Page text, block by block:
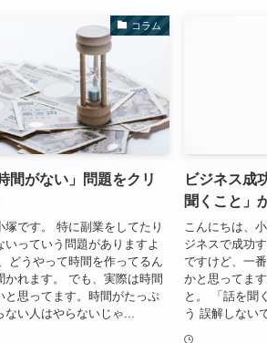
コラム
間がない」問題をクリ
塚です。 特に副業をしてたり
いっていう問題がありますよ
どうやって時間を作ってるん
かれます。 でも、実際は時間
と思ってます。時間がたっぷ
ない人はやらないじゃ...
ビジネス成
聞くこと」
こんにちは、
ジネスで成功
ですけど、一
かと思ってま
と。 「話を聞
う 誤解しない